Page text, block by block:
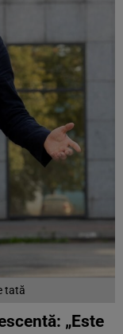
tată
„Este